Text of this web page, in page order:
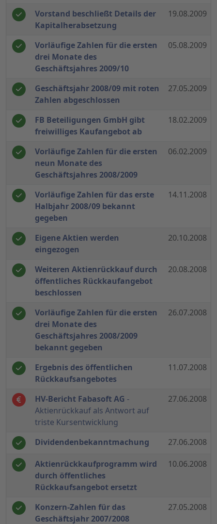
Vorstand beschließt Details der
Kapitalherabsetzung
19.08.2009
Vorläufige Zahlen für die ersten
drei Monate des
Geschäftsjahres 2009/10
05.08.2009
Geschäftsjahr 2008/09 mit roten
Zahlen abgeschlossen
27.05.2009
FB Beteiligungen GmbH gibt
freiwilliges Kaufangebot ab
18.02.2009
Vorläufige Zahlen für die ersten
neun Monate des
Geschäftsjahres 2008/2009
06.02.2009
Vorläufige Zahlen für das erste
Halbjahr 2008/09 bekannt
gegeben
14.11.2008
Eigene Aktien werden
eingezogen
20.10.2008
Weiteren Aktienrückkauf durch
öffentliches Rückkaufangebot
beschlossen
20.08.2008
Vorläufige Zahlen für die ersten
drei Monate des
Geschäftsjahres 2008/2009
bekannt gegeben
26.07.2008
Ergebnis des öffentlichen
Rückkaufsangebotes
11.07.2008
HV-Bericht Fabasoft AG -
Aktienrückkauf als Antwort auf
triste Kursentwicklung
27.06.2008
Dividendenbekanntmachung 27.06.2008
Aktienrückkaufprogramm wird
durch öffentliches
Rückkaufsangebot ersetzt
10.06.2008
Konzern-Zahlen für das
Geschäftsjahr 2007/2008
27.05.2008